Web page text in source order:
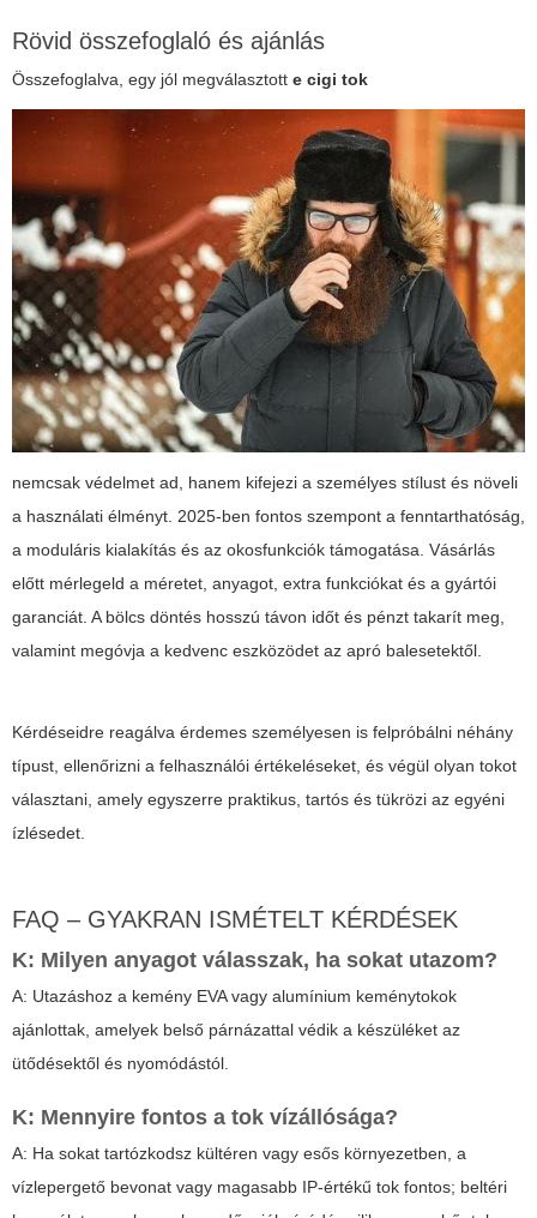
Rövid összefoglaló és ajánlás
Összefoglalva, egy jól megválasztott e cigi tok
nemcsak védelmet ad, hanem kifejezi a személyes stílust és növeli
a használati élményt. 2025-ben fontos szempont a fenntarthatóság,
a moduláris kialakítás és az okosfunkciók támogatása. Vásárlás
előtt mérlegeld a méretet, anyagot, extra funkciókat és a gyártói
garanciát. A bölcs döntés hosszú távon időt és pénzt takarít meg,
valamint megóvja a kedvenc eszközödet az apró balesetektől.
Kérdéseidre reagálva érdemes személyesen is felpróbálni néhány
típust, ellenőrizni a felhasználói értékeléseket, és végül olyan tokot
választani, amely egyszerre praktikus, tartós és tükrözi az egyéni
ízlésedet.
FAQ – GYAKRAN ISMÉTELT KÉRDÉSEK
K: Milyen anyagot válasszak, ha sokat utazom?
A: Utazáshoz a kemény EVA vagy alumínium keménytokok
ajánlottak, amelyek belső párnázattal védik a készüléket az
ütődésektől és nyomódástól.
K: Mennyire fontos a tok vízállósága?
A: Ha sokat tartózkodsz kültéren vagy esős környezetben, a
vízlepergető bevonat vagy magasabb IP-értékű tok fontos; beltéri